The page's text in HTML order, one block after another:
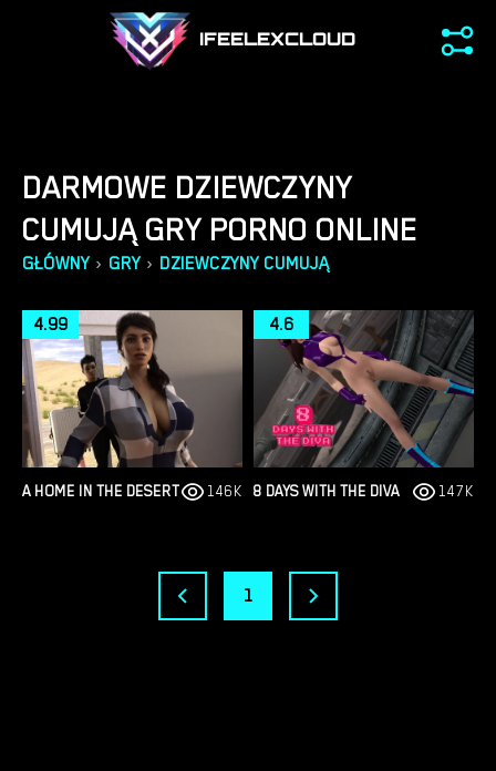
IFEELEXCLOUD
DARMOWE DZIEWCZYNY
CUMUJĄ GRY PORNO ONLINE
GŁÓWNY › GRY › DZIEWCZYNY CUMUJĄ
A HOME IN THE DESERT
4.99
146K 8 DAYS WITH THE DIVA
4.6
147K
1